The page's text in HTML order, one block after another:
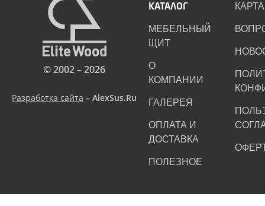
© 2002 – 2026
Разработка сайта – AlexSus.Ru
КАТАЛОГ
МЕБЕЛЬНЫЙ
ЩИТ
О
КОМПАНИИ
ГАЛЕРЕЯ
ОПЛАТА И
ДОСТАВКА
ПОЛЕЗНОЕ